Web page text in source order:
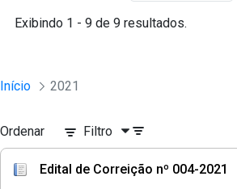
Exibindo 1 - 9 de 9 resultados.
Início 2021
Ordenar Filtro
Edital de Correição nº 004-2021